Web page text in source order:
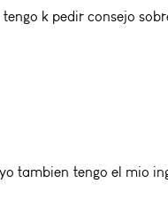
k pedir consejo
tambien tengo el mio